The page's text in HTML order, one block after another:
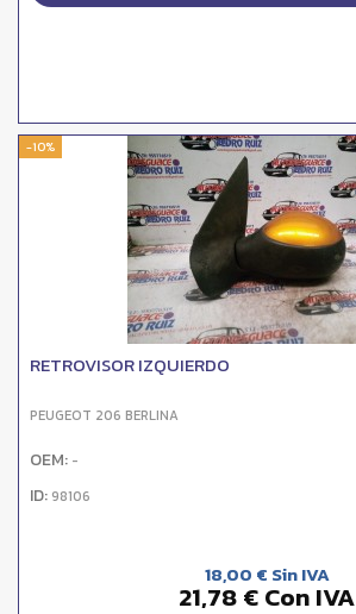
-10%
RETROVISOR IZQUIERDO
PEUGEOT 206 BERLINA
OEM: -
ID: 98106
18,00 € Sin IVA
21,78 € Con IVA